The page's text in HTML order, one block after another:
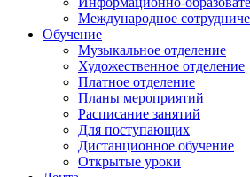
Международное
Обучение
Музыкальное отделение
Художественное отделение
Платное отделение
Планы мероприятий
Расписание занятий
Для поступающих
Дистанционное обучение
Открытые уроки